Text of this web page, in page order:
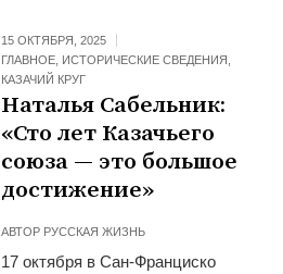
15 ОКТЯБРЯ, 2025
ГЛАВНОЕ ИСТОРИЧЕСКИЕ СВЕДЕНИЯ
КАЗАЧИЙ КРУГ
Наталья Сабельник:
«Сто лет Казачьего
союза — это большое
достижение»
АВТОР РУССКАЯ ЖИЗНЬ
17 октября в Сан-Франциско